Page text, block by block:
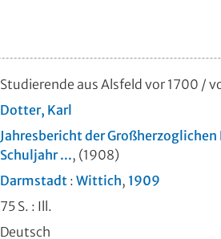
Studierende aus Alsfeld vor 1700 /
Dotter, Karl
Jahresbericht der
Schuljahr ..., (1908)
Darmstadt : Wittich, 1909
75 S. : Ill.
Deutsch